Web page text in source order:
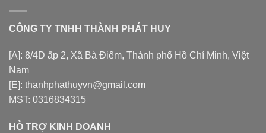
CÔNG TY TNHH THÀNH PHÁT HUY
[A]: 8/4D ấp 2, Xã Bà Điểm, Thành phố Hồ Chí Minh, Việt
Nam
[E]: thanhphathuyvn@gmail.com
MST: 0316834315
HỖ TRỢ KINH DOANH